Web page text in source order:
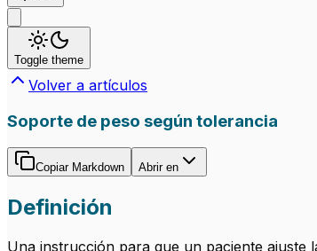
Toggle theme
Volver a artículos
Soporte de peso según tolerancia
Copiar Markdown Abrir en
Definición
Una instrucción para que un paciente